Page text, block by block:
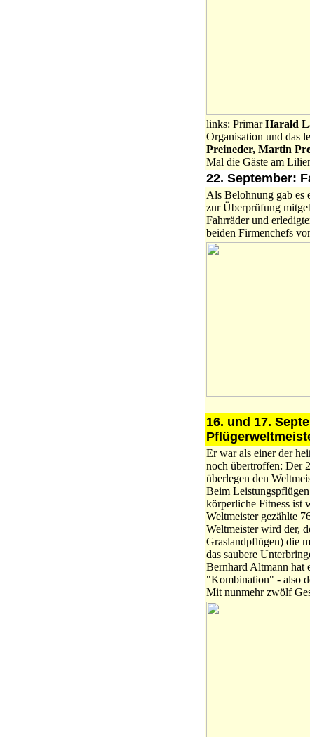
links: PrimarHarald
Organisation und das
Preineder, Martin
Mal die Gäste am
22. September:
Als Belohnung gab es
zur Überprüfung
Fahrräder und
beiden Firmenchefs
16. und 17.
Er war als einer der
noch übertroffen: Der
überlegen den
Beim
körperliche Fitness ist
Weltmeister gezählte
Weltmeister wird der,
Graslandpflügen) die
das saubere
Bernhard Altmann hat
"Kombination" - also
Mit nunmehr zwölf